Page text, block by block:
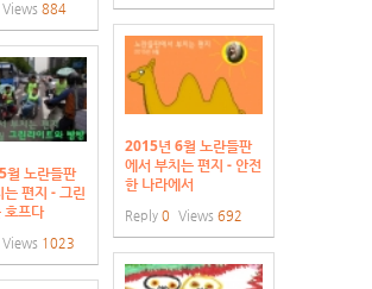
Views 884
2015년 6월 노란들판
에서 부치는 편지 - 안전
한 나라에서
Reply 0 Views 692
노란들판
는 편지 - 그린
호프다
Views 1023